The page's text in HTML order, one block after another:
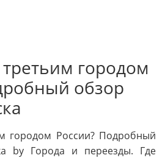
третьим городом
обзор
городом России? Подробный
by Города и переезды. Где